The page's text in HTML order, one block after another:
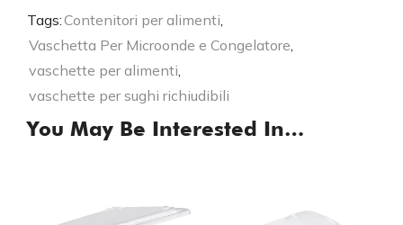
Tags:Contenitori per alimenti
Vaschetta Per Microonde e Congelatore
vaschette per alimenti
vaschette per sughi richiudibili
You May Be Interested In…